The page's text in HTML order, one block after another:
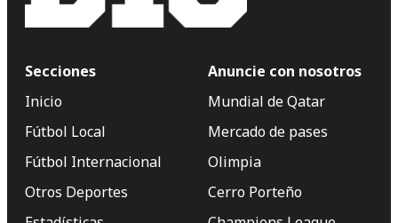
Secciones
Inicio
Fútbol Local
Fútbol Internacional
Otros Deportes
Anuncie con nosotros
Mundial de Qatar
Mercado de pases
Olimpia
Cerro Porteño